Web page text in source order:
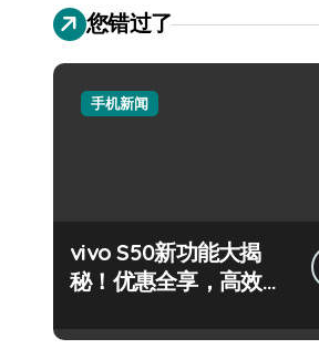
您错过了
手机新闻
vivo S50新功能大揭
秘！优惠全享，高效玩